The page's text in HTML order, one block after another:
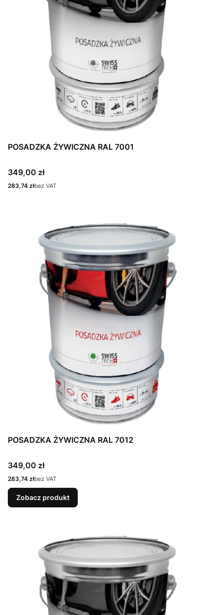
POSADZKA ŻYWICZNA RAL 7001
Cena
349,00 zł
Cena
283,74 złbez VAT
POSADZKA ŻYWICZNA RAL 7012
Cena
349,00 zł
Cena
283,74 złbez VAT
Zobacz produkt